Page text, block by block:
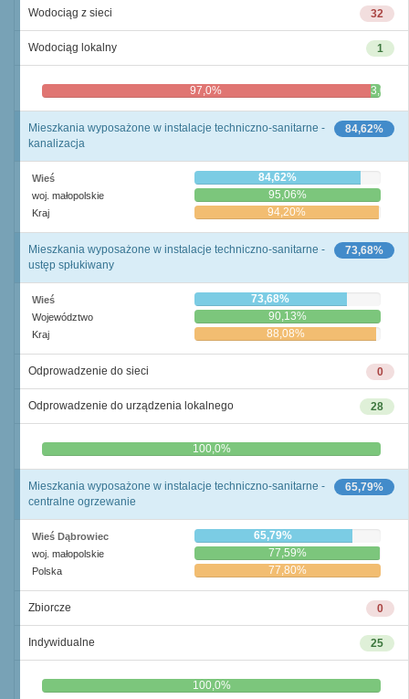
32
Wodociąg z sieci
1
Wodociąg lokalny
97,0% 3,0%
84,62%
Mieszkania wyposażone w instalacje techniczno-sanitarne -
kanalizacja
Wieś 84,62%
woj. małopolskie 95,06%
Kraj 94,20%
73,68%
Mieszkania wyposażone w instalacje techniczno-sanitarne -
ustęp spłukiwany
Wieś 73,68%
Województwo 90,13%
Kraj 88,08%
0
Odprowadzenie do sieci
28
Odprowadzenie do urządzenia lokalnego
0,0% 100,0%
65,79%
Mieszkania wyposażone w instalacje techniczno-sanitarne -
centralne ogrzewanie
Wieś Dąbrowiec 65,79%
woj. małopolskie 77,59%
Polska 77,80%
0
Zbiorcze
25
Indywidualne
0,0% 100,0%